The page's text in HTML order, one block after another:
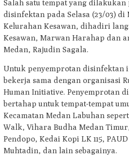
Salah satu tempat yang
disinfektan pada Selasa (23/03) di
Kelurahan Kesawan, dihadiri
Kesawan, Marwan Harahap dan
Medan, Rajudin Sagala.
Untuk penyemprotan disinfektan
bekerja sama dengan organisasi
Human Initiative. Penyemprotan
bertahap untuk tempat-tempat
Kecamatan Medan Labuhan
Walk, Vihara Budha Medan
Pendopo, Kedai Kopi LK 115,
Muhtadin, dan lain sebagainya.